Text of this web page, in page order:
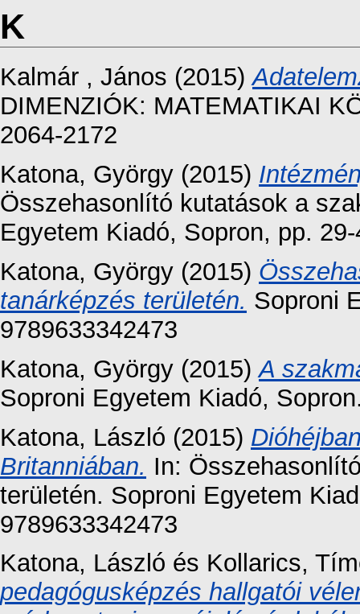
K
Kalmár , János (2015)
DIMENZIÓK: MATEMATIKAI
2064-2172
Katona, György (2015)
Összehasonlító kutatások a
Egyetem Kiadó, Sopron, pp.
Katona, György (2015)
tanárképzés területén. Soproni
9789633342473
Katona, György (2015)A
Soproni Egyetem Kiadó,
Katona, László (2015)
Britanniában. In:
területén. Soproni Egyetem
9789633342473
Katona, László és Kollarics,
pedagógusképzés hallgatói